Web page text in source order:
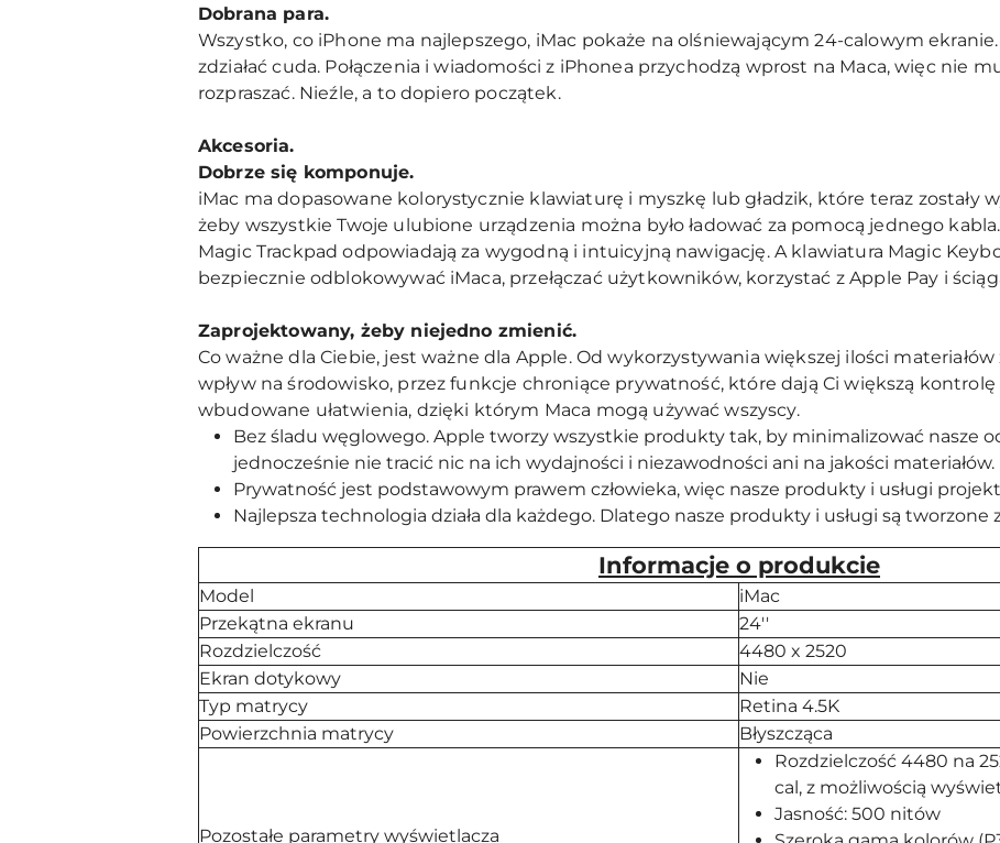
Dobrana para.
Wszystko, co iPhone ma najlepszego, iMac pokaże na olśniewającym 24-calowym
zdziałać cuda. Połączenia i wiadomości z iPhonea przychodzą wprost na Maca, więc nie
rozpraszać. Nieźle, a to dopiero początek.
Akcesoria.
Dobrze się komponuje.
iMac ma dopasowane kolorystycznie klawiaturę i myszkę lub gładzik, które teraz zostały
żeby wszystkie Twoje ulubione urządzenia można było ładować za pomocą jednego
Magic Trackpad odpowiadają za wygodną i intuicyjną nawigację. A klawiatura Magic
bezpiecznie odblokowywać iMaca, przełączać użytkowników, korzystać z Apple Pay i
Zaprojektowany, żeby niejedno zmienić.
Co ważne dla Ciebie, jest ważne dla Apple. Od wykorzystywania większej ilości
wpływ na środowisko, przez funkcje chroniące prywatność, które dają Ci większą
wbudowane ułatwienia, dzięki którym Maca mogą używać wszyscy.
Bez śladu węglowego. Apple tworzy wszystkie produkty tak, by minimalizować nasze
jednocześnie nie tracić nic na ich wydajności i niezawodności ani na jakości materiałów.
Prywatność jest podstawowym prawem człowieka, więc nasze produkty i usługi
Najlepsza technologia działa dla każdego. Dlatego nasze produkty i usługi są tworzone
Informacje o produkcie
Model
iMac
Przekątna ekranu
24''
Rozdzielczość
4480 x 2520
Ekran dotykowy
Nie
Typ matrycy
Retina 4.5K
Powierzchnia matrycy
Błyszcząca
Pozostałe parametry wyświetlacza
Rozdzielczość 4480 na
cal, z możliwością
Jasność: 500 nitów